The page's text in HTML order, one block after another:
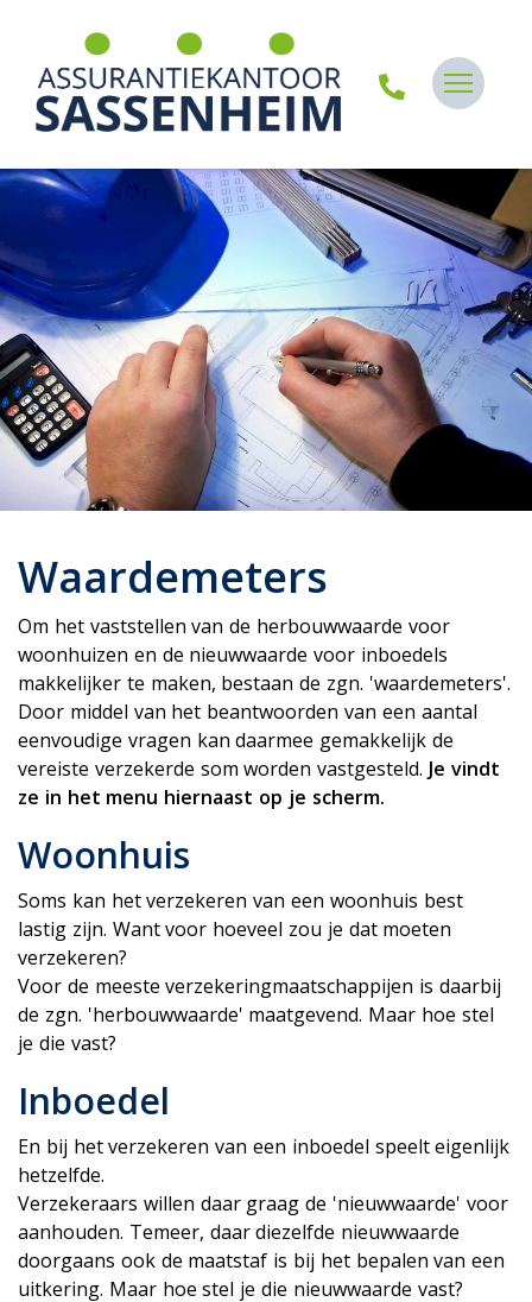
Waardemeters
Om het vaststellen van de herbouwwaarde voor
woonhuizen en de nieuwwaarde voor inboedels
makkelijker te maken, bestaan de zgn. 'waardemeters'.
Door middel van het beantwoorden van een aantal
eenvoudige vragen kan daarmee gemakkelijk de
vereiste verzekerde som worden vastgesteld. Je vindt
ze in het menu hiernaast op je scherm.
Woonhuis
Soms kan het verzekeren van een woonhuis best
lastig zijn. Want voor hoeveel zou je dat moeten
verzekeren?
Voor de meeste verzekeringmaatschappijen is daarbij
de zgn. 'herbouwwaarde' maatgevend. Maar hoe stel
je die vast?
Inboedel
En bij het verzekeren van een inboedel speelt eigenlijk
hetzelfde.
Verzekeraars willen daar graag de 'nieuwwaarde' voor
aanhouden. Temeer, daar diezelfde nieuwwaarde
doorgaans ook de maatstaf is bij het bepalen van een
uitkering. Maar hoe stel je die nieuwwaarde vast?